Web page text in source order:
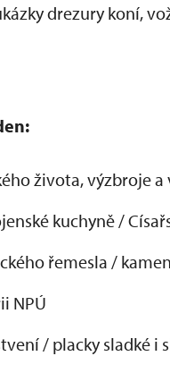
drezury koní,
života, výzbroje
kuchyně /
řemesla /
NPÚ
/ placky sladké i